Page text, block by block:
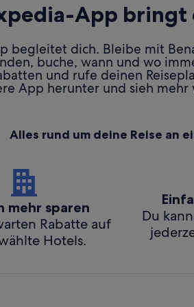
App
begleitet dich. Bleibe mit
buche, wann und wo
und rufe deinen
App herunter und sieh
Alles rund um deine Reise an
mehr sparen
Rabatte auf
Hotels.
Du